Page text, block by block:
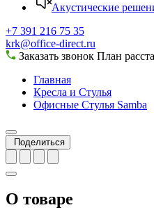
Акустические
+7 391 216 75 35
krk@office-direct.ru
Заказать звонок План
Главная
Кресла и Стулья
Офисные Стулья Samba
Поделиться
О товаре